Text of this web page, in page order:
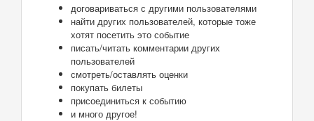
договариваться с другими пользователями
найти других пользователей, которые тоже
хотят посетить это событие
писать/читать комментарии других
пользователей
смотреть/оставлять оценки
покупать билеты
присоединиться к событию
и много другое!